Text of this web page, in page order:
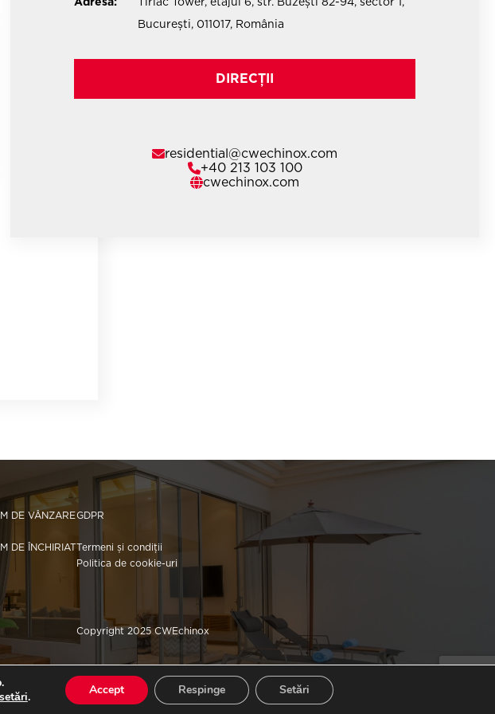
București, 011017, România
DIRECȚII
residential@cwechinox.com
+40 213 103 100
cwechinox.com
DE VÂNZARE
DE ÎNCHIRIAT
GDPR
Termeni și condiții
Politica de cookie-uri
Copyright 2025 CWEchinox
setări. Accept Respinge Setări